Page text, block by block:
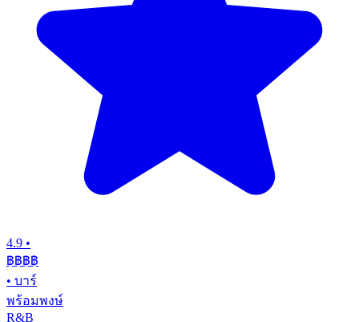
4.9 •
฿฿฿฿
• บาร์
พร้อมพงษ์
R&B